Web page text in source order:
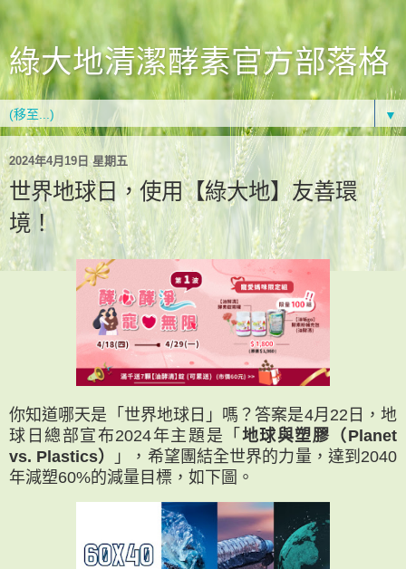
綠大地清潔酵素官方部落格
▼
2024年4月19日 星期五
世界地球日，使用【綠大地】友善環
境！
你知道哪天是「世界地球日」嗎？答案是4月22日，地
球日總部宣布2024年主題是「 地球與塑膠（Planet
vs. Plastics）
」，希望團結全世界的力量，達到2040
年減塑60%的減量目標，如下圖。